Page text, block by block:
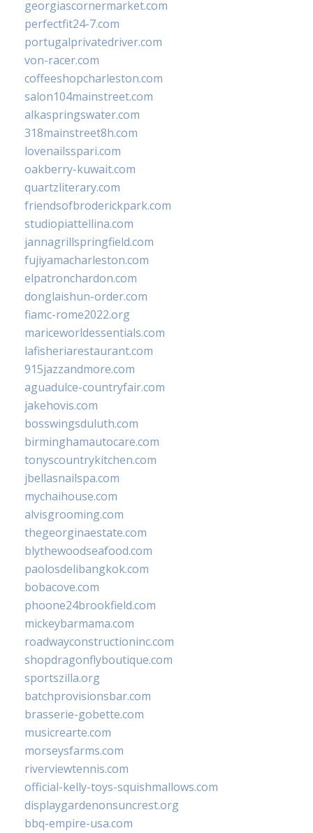
georgiascornermarket.com
perfectfit24-7.com
portugalprivatedriver.com
von-racer.com
coffeeshopcharleston.com
salon104mainstreet.com
alkaspringswater.com
318mainstreet8h.com
lovenailsspari.com
oakberry-kuwait.com
quartzliterary.com
friendsofbroderickpark.com
studiopiattellina.com
jannagrillspringfield.com
fujiyamacharleston.com
elpatronchardon.com
donglaishun-order.com
fiamc-rome2022.org
mariceworldessentials.com
lafisheriarestaurant.com
915jazzandmore.com
aguadulce-countryfair.com
jakehovis.com
bosswingsduluth.com
birminghamautocare.com
tonyscountrykitchen.com
jbellasnailspa.com
mychaihouse.com
alvisgrooming.com
thegeorginaestate.com
blythewoodseafood.com
paolosdelibangkok.com
bobacove.com
phoone24brookfield.com
mickeybarmama.com
roadwayconstructioninc.com
shopdragonflyboutique.com
sportszilla.org
batchprovisionsbar.com
brasserie-gobette.com
musicrearte.com
morseysfarms.com
riverviewtennis.com
official-kelly-toys-squishmallows.com
displaygardenonsuncrest.org
bbq-empire-usa.com